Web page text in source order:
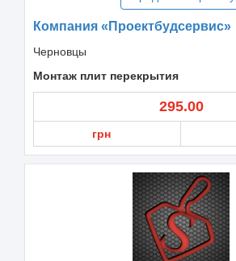
Компания «Проектбудсервис»
Черновцы
Монтаж плит перекрытия
295.00
грн